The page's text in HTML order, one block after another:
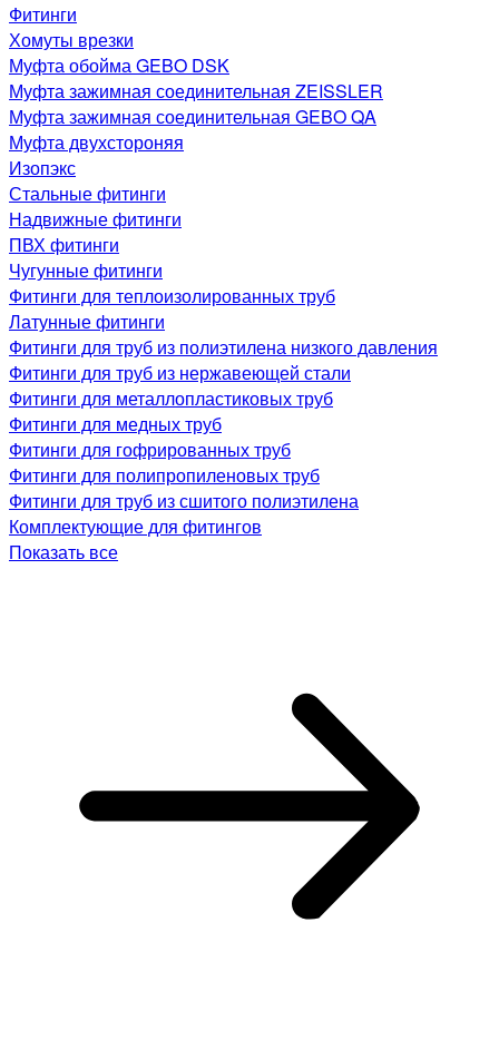
Фитинги
Хомуты врезки
Муфта обойма GEBO DSK
Муфта зажимная соединительная ZEISSLER
Муфта зажимная соединительная GEBO QA
Муфта двухстороняя
Изопэкс
Стальные фитинги
Надвижные фитинги
ПВХ фитинги
Чугунные фитинги
Фитинги для теплоизолированных труб
Латунные фитинги
Фитинги для труб из полиэтилена низкого давления
Фитинги для труб из нержавеющей стали
Фитинги для металлопластиковых труб
Фитинги для медных труб
Фитинги для гофрированных труб
Фитинги для полипропиленовых труб
Фитинги для труб из сшитого полиэтилена
Комплектующие для фитингов
Показать все